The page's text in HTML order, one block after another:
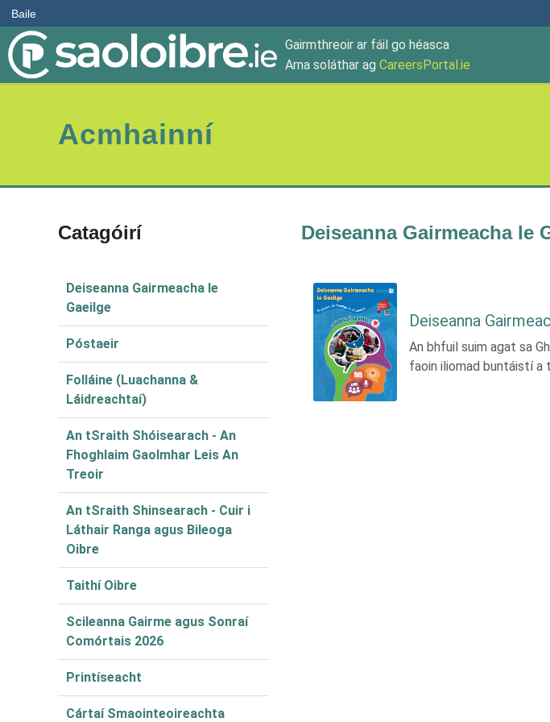
Baile
Gairmthreoir ar fáil go héasca
Arna soláthar ag CareersPortal.ie
Acmhainní
Catagóirí
Deiseanna Gairmeacha le
Gaeilge
Póstaeir
Folláine (Luachanna &
Láidreachtaí)
An tSraith Shóisearach - An
Fhoghlaim Gaolmhar Leis An
Treoir
An tSraith Shinsearach - Cuir i
Láthair Ranga agus Bileoga
Oibre
Taithí Oibre
Scileanna Gairme agus Sonraí
Comórtais 2026
Printíseacht
Cártaí Smaointeoireachta
Deiseanna Gairmeacha le
Deiseanna
An bhfuil suim agat sa
faoin iliomad buntáistí a